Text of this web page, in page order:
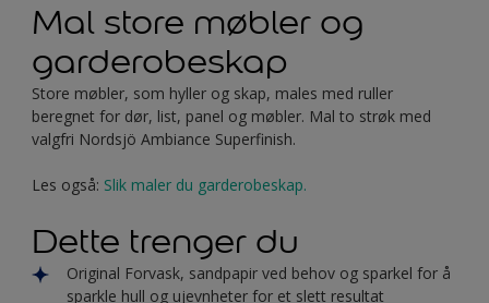
Mal store møbler og
garderobeskap
Store møbler, som hyller og skap, males med ruller
beregnet for dør, list, panel og møbler. Mal to strøk med
valgfri Nordsjö Ambiance Superfinish.
Les også: Slik maler du garderobeskap.
Dette trenger du
Original Forvask, sandpapir ved behov og sparkel for å
sparkle hull og ujevnheter for et slett resultat